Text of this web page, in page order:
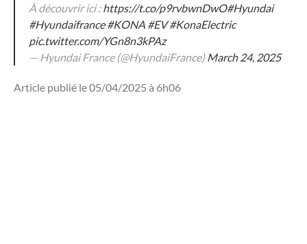
À découvrir ici :https://t.co/p9rvbwnDwO#Hyundai
#Hyundaifrance #KONA #EV #KonaElectric
pic.twitter.com/YGn8n3kPAz
— Hyundai France (@HyundaiFrance)March 24, 2025
Article publié le 05/04/2025 à 6h06